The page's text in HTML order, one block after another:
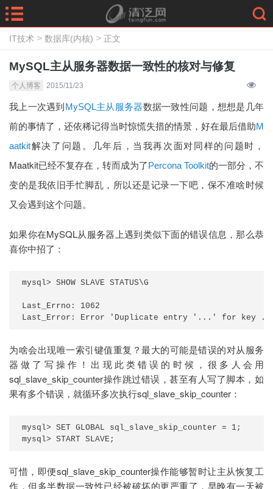
IT技术 > 数据库(内核) > 正文
MySQL主从服务器数据一致性的核对与修复
个人博客 2015/11/23
我上一次遇到MySQL主从服务器数据一致性问题，想想是几年
前的事情了，还依稀记得当时惊慌失措的情景，好在最后借助M
aatkit解决了问题。几年后，当我再次面对同样的问题时，
Maatkit已经不复存在，转而成为了Percona Toolkit的一部分，不
变的是我依旧手忙脚乱，所以还是记录一下吧，保不准啥时候
又会遇到这个问题。
如果你在MySQL从服务器上遇到类似下面的错误信息，那么恭
喜你中招了：
mysql> SHOW SLAVE STATUS\G
Last_Errno: 1062
Last_Error: Error 'Duplicate entry '...' for key
为啥会出现唯一索引键值重复？最大的可能是错误的对从服务
器做了写操作！出现此类错误的时候，很多人会用
sql_slave_skip_counter操作跳过错误，甚至有人写了脚本，如
果有多个错误，就循环多次执行sql_slave_skip_counter：
mysql> SET GLOBAL sql_slave_skip_counter = 1;
mysql> START SLAVE;
可惜，即便sql_slave_skip_counter操作能够暂时让主从恢复工
作，但多半数据一致性已经被破坏的更严重了，早晚有一天被